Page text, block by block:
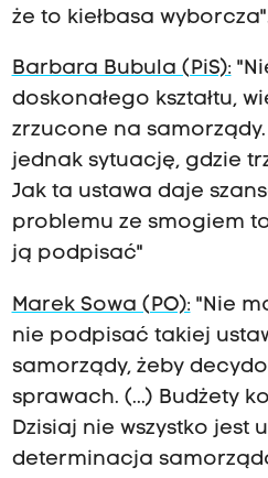
że to kiełbasa
Barbara Bubula (PiS):
doskonałego kształtu,
zrzucone na
jednak sytuację, gdzie
Jak ta ustawa daje
problemu ze smogiem
ją podpisać"
Marek Sowa (PO): "Nie
nie podpisać takiej
samorządy, żeby
sprawach. (...) Budżety
Dzisiaj nie wszystko jest
determinacja